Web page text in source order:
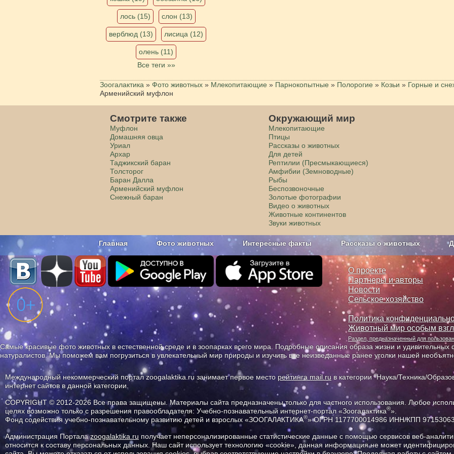
лось (15) слон (13)
верблюд (13) лисица (12)
олень (11)
Все теги »»
Зоогалактика » Фото животных » Млекопитающие » Парнокопытные » Полорогие » Козьи » Горные и
Арменийский муфлон
Смотрите также
Муфлон
Домашняя овца
Уриал
Архар
Таджикский баран
Толсторог
Баран Далла
Арменийский муфлон
Снежный баран
Окружающий мир
Млекопитающие
Птицы
Рассказы о животных
Для детей
Рептилии (Пресмыкающиеся)
Амфибии (Земноводные)
Рыбы
Беспозвоночные
Золотые фотографии
Видео о животных
Животные континентов
Звуки животных
Главная Фото животных Интересные факты Рассказы о животных
Наши приложения. Бесплатно и без рекламы О проекте
О проекте
Партнеры и авторы
Новости
Сельское хозяйство
Политика
Животный мир особым
Раздел, предназначенный для
Самые красивые фото животных в естественной среде и в зоопарках всего мира. Подробные описания образа жизни и
натуралистов. Мы поможем вам погрузиться в увлекательный мир природы и изучить все неизведанные ранее уголки нашей
Международный некоммерческий портал zoogalaktika.ru занимает первое место рейтинга mail.ru в категории "Наука/Техника/
интернет сайтов в данной категории.
COPYRIGHT © 2012-2026 Все права защищены. Материалы сайта предназначены только для частного использования. Любое
целях возможно только с разрешения правообладателя: Учебно-познавательный интернет-портал «Зоогалактика®».
Фонд содействия учебно-познавательному развитию детей и взрослых «ЗООГАЛАКТИКА®» ОГРН 1177700014986 ИНН/КПП
Администрация Порталаzoogalaktika.ru получает неперсонализированные статистические данные с помощью сервисов веб-
относится к составу персональных данных. Наш сайт использует технологию «cookie», данная информация не может